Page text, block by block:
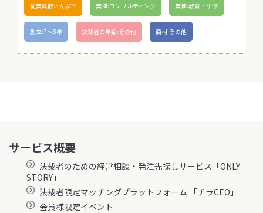
従業員数:5人以下 業種:コンサルティング 業種:教育・研修
創立:7〜8年 決裁者の年齢:その他 商材:その他
サービス概要
決裁者のための経営相談・発注先探しサービス「ONLY
STORY」
決裁者限定マッチングプラットフォーム 「チラCEO」
会員様限定イベント